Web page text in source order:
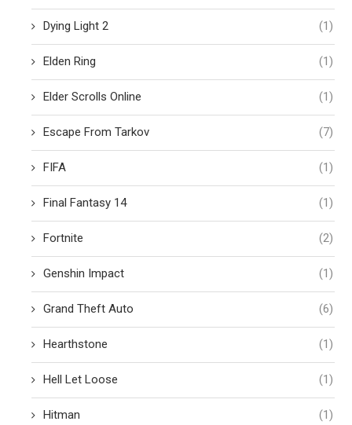
Dying Light 2 (1)
Elden Ring (1)
Elder Scrolls Online (1)
Escape From Tarkov (7)
FIFA (1)
Final Fantasy 14 (1)
Fortnite (2)
Genshin Impact (1)
Grand Theft Auto (6)
Hearthstone (1)
Hell Let Loose (1)
Hitman (1)